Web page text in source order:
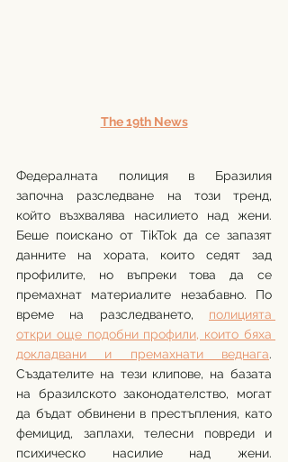
The 19th News
Федералната полиция в Бразилия
започна разследване на този тренд,
който възхвалява насилието над жени.
Беше поискано от TikTok да се запазят
данните на хората, които седят зад
профилите, но въпреки това да се
премахнат материалите незабавно. По
време на разследването, полицията
откри още подобни профили, които бяха
докладвани и премахнати веднага.
Създателите на тези клипове, на базата
на бразилското законодателство, могат
да бъдат обвинени в престъпления, като
фемицид, заплахи, телесни повреди и
психическо насилие над жени.